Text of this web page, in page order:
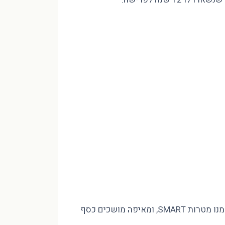
מינוס בהכנסה של 10,000 ₪ לא נסגר בחיסכון שאין לכם, אלא בסדר. פיטר הוד CFP מסביר איך בונים חזון לעשור, גוזרים ממנו מטרות SMART, ומאיפה מושכים כסף